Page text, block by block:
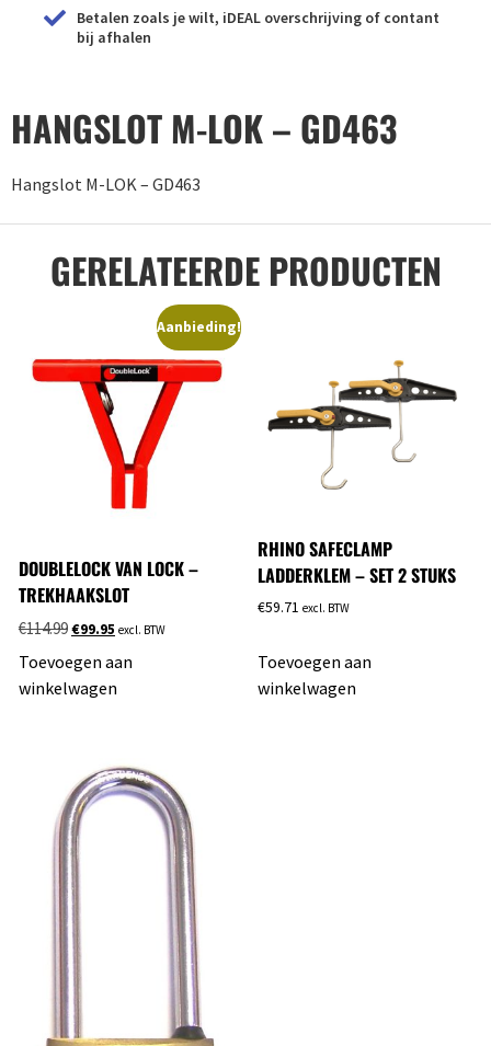
Betalen zoals je wilt, iDEAL overschrijving of contant
bij afhalen
HANGSLOT M-LOK – GD463
Hangslot M-LOK – GD463
GERELATEERDE PRODUCTEN
Aanbieding!
DOUBLELOCK VAN LOCK –
TREKHAAKSLOT
€114.99€99.95 excl. BTW
Toevoegen aan
winkelwagen
RHINO SAFECLAMP
LADDERKLEM – SET 2 STUKS
€59.71 excl. BTW
Toevoegen aan
winkelwagen